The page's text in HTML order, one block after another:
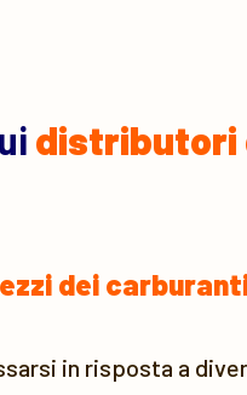
distributori
dei
in risposta a